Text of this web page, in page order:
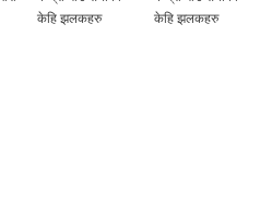
केहि झलकहरु
केहि झलकहरु